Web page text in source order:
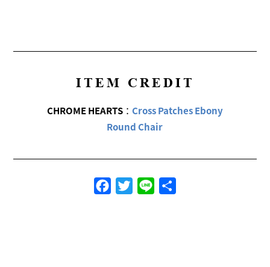
ITEM CREDIT
CHROME HEARTS： Cross Patches Ebony
Round Chair
FacebookTwitterLine